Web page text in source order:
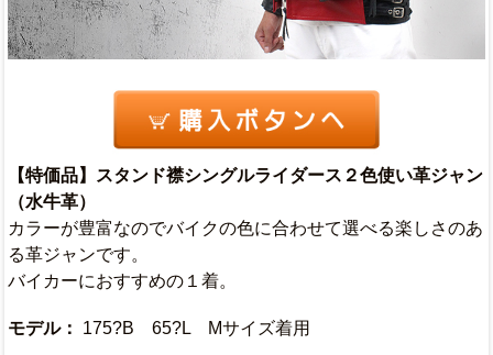
【特価品】スタンド襟シングルライダース２色使い革ジャン
（水牛革）
カラーが豊富なのでバイクの色に合わせて選べる楽しさのあ
る革ジャンです。
バイカーにおすすめの１着。
モデル： 175?B 65?L Mサイズ着用